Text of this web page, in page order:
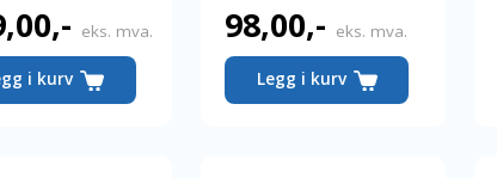
,- eks. mva.
i kurv
98,00,- eks. mva.
Legg i kurv